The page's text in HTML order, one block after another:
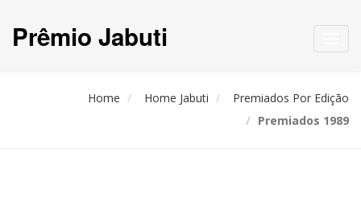
Prêmio Jabuti
Home Home Jabuti
Premiados Por Edição
Premiados 1989